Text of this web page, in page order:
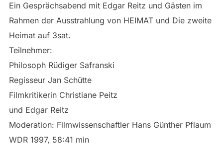
Ein Gesprächsabend mit Edgar Reitz und Gästen im
Rahmen der Ausstrahlung von HEIMAT und Die zweite
Heimat auf 3sat.
Teilnehmer:
Philosoph Rüdiger Safranski
Regisseur Jan Schütte
Filmkritikerin Christiane Peitz
und Edgar Reitz
Moderation: Filmwissenschaftler Hans Günther Pflaum
WDR 1997, 58:41 min